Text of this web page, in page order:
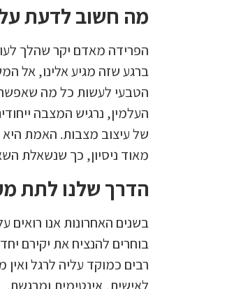
מה חשוב לדעת
הפרידה מאדם יקר שהלך
ברגע שזה מגיע אלינו, אל
הטבעי לעשות כל מה שאפשר
העלמין, נרגיש המצבה
של עיצוב מצבות. האמת היא
מאוד ניסיון, כך שנשאלת
הדרך שלנו לתת
בשנים האחרונות אנו
בוחרים להנציח את יקירם
רבים כמוקד עליה לרגל
לאישית, אינטימית ומרגשת.